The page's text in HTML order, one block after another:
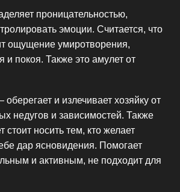
проницательностью,
эмоции. Считается, что
ощущение умиротворения,
и покоя. Также это амулет от
и излечивает хозяйку от
недугов и зависимостей. Также
стоит носить тем, кто желает
дар ясновидения. Помогает
и активным, не подходит для